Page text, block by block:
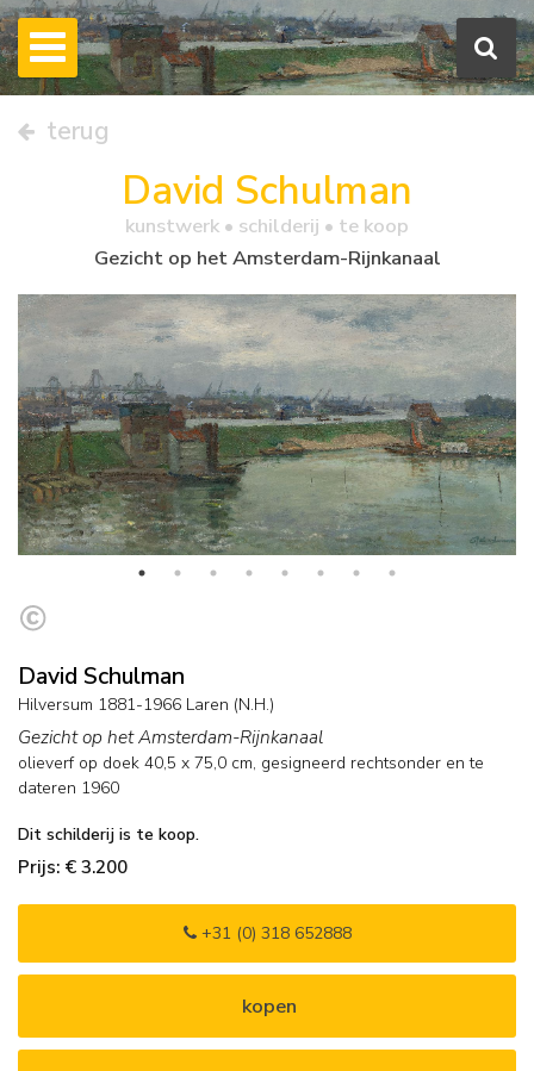
terug
David Schulman
kunstwerk • schilderij • te koop
Gezicht op het Amsterdam-Rijnkanaal
David Schulman
Hilversum 1881-1966 Laren (N.H.)
Gezicht op het Amsterdam-Rijnkanaal
olieverf op doek 40,5 x 75,0 cm, gesigneerd rechtsonder ente
dateren 1960
Dit schilderij is te koop.
Prijs: € 3.200
+31 (0) 318 652888
kopen